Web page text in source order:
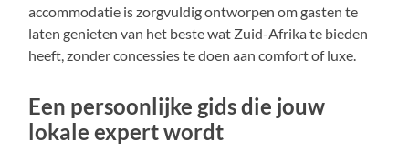
accommodatie is zorgvuldig ontworpen om gasten te
laten genieten van het beste wat Zuid-Afrika te bieden
heeft, zonder concessies te doen aan comfort of luxe.
Een persoonlijke gids die jouw
lokale expert wordt